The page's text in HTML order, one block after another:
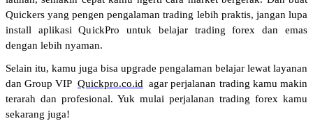
Quickers yang pengen pengalaman trading lebih praktis, jangan lupa
install aplikasi QuickPro untuk belajar trading forex dan emas
dengan lebih nyaman.
Selain itu, kamu juga bisa upgrade pengalaman belajar lewat layanan
dan Group VIP Quickpro.co.id agar perjalanan trading kamu makin
terarah dan profesional. Yuk mulai perjalanan trading forex kamu
sekarang juga!